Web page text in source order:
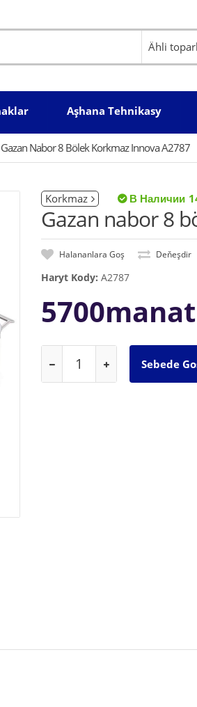
Aşhana Tehnikasy
Gazan Nabor 8 Bölek Korkmaz Innova A2787
Korkmaz
Gazan nabor 8
Halananlara Goş Deňeşdir
Haryt Kody: A2787
5700manat